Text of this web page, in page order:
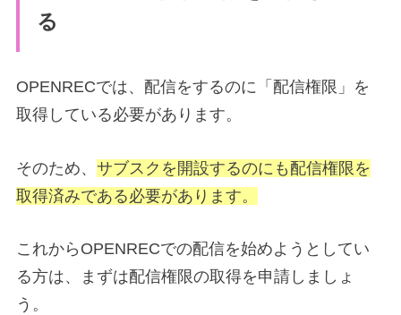
る
OPENRECでは、配信をするのに「配信権限」を
取得している必要があります。
そのため、 サブスクを開設するのにも配信権限を
取得済みである必要があります。
これからOPENRECでの配信を始めようとしてい
る方は、まずは配信権限の取得を申請しましょ
う。